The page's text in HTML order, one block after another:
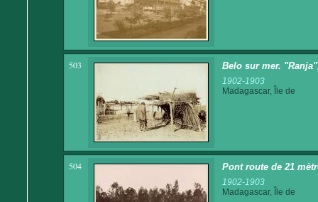
503 Belo sur mer.
1902-1903
Madagascar, Île de
504 Pont route de 21
1902-1903
Madagascar, Île de